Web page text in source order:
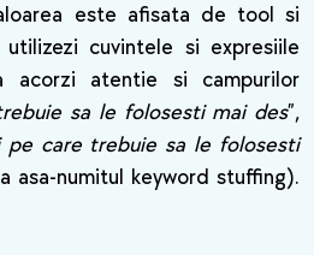
este afisata de tool si
cuvintele si expresiile
acorzi atentie si campurilor
sa le folosesti mai des”,
pe care trebuie sa le folosesti
asa-numitul keyword stuffing).